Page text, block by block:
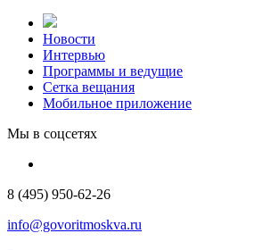
Новости
Интервью
Программы и ведущие
Сетка вещания
Мобильное приложение
Мы в соцсетях
8 (495) 950-62-26
info@govoritmoskva.ru